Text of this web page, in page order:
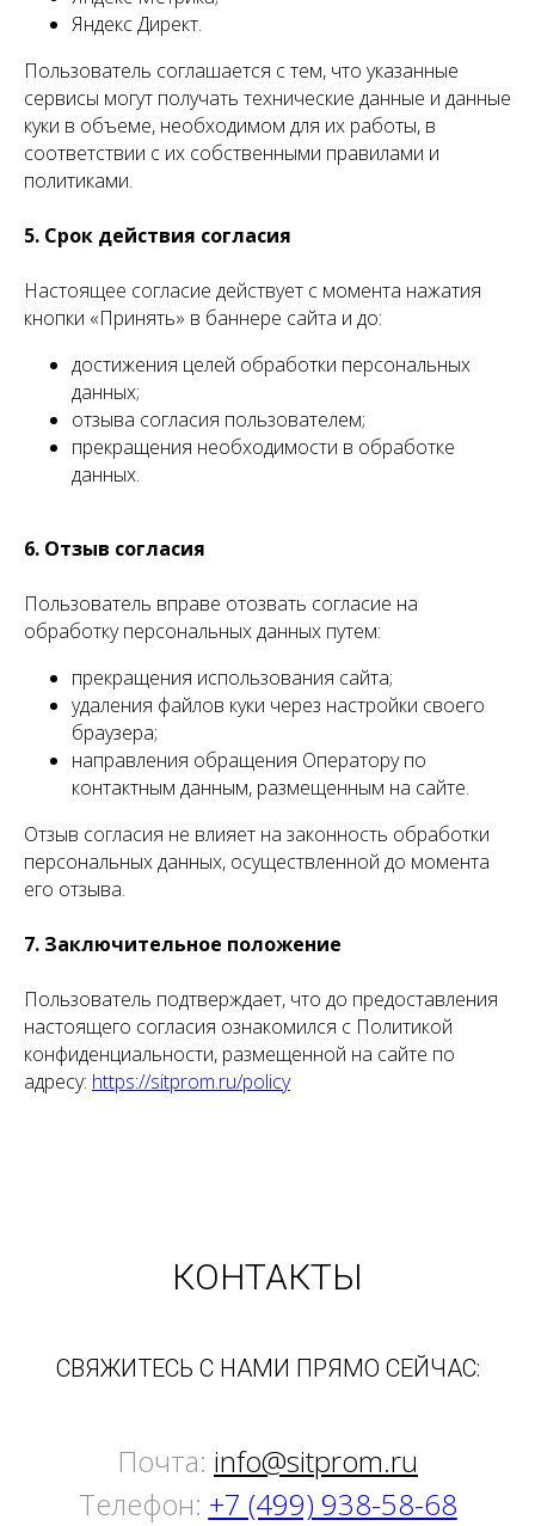
Яндекс Директ.
Пользователь соглашается с тем, что указанные
сервисы могут получать технические данные и данные
куки в объеме, необходимом для их работы, в
соответствии с их собственными правилами и
политиками.
5. Срок действия согласия
Настоящее согласие действует с момента нажатия
кнопки «Принять» в баннере сайта и до:
достижения целей обработки персональных
данных;
отзыва согласия пользователем;
прекращения необходимости в обработке
данных.
6. Отзыв согласия
Пользователь вправе отозвать согласие на
обработку персональных данных путем:
прекращения использования сайта;
удаления файлов куки через настройки своего
браузера;
направления обращения Оператору по
контактным данным, размещенным на сайте.
Отзыв согласия не влияет на законность обработки
персональных данных, осуществленной до момента
его отзыва.
7. Заключительное положение
Пользователь подтверждает, что до предоставления
настоящего согласия ознакомился с Политикой
конфиденциальности, размещенной на сайте по
адресу: https://sitprom.ru/policy
КОНТАКТЫ
СВЯЖИТЕСЬ С НАМИ ПРЯМО СЕЙЧАС:
Почта: info@sitprom.ru
Телефон: +7 (499) 938-58-68